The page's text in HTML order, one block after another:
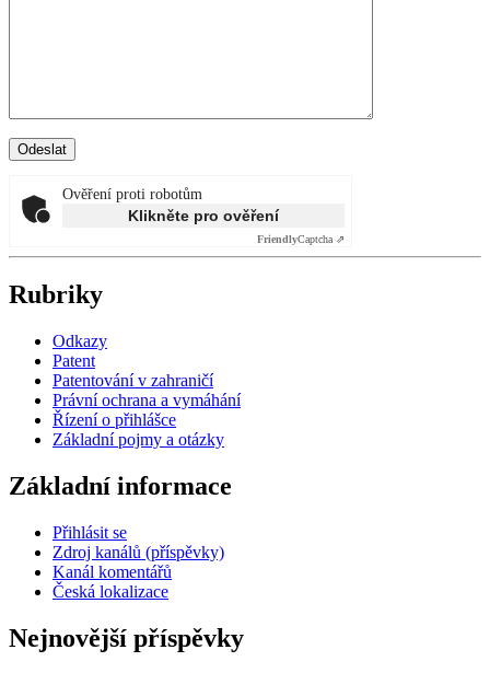
Ověření proti robotům
Klikněte pro ověření
FriendlyCaptcha ⇗
Rubriky
Odkazy
Patent
Patentování v zahraničí
Právní ochrana a vymáhání
Řízení o přihlášce
Základní pojmy a otázky
Základní informace
Přihlásit se
Zdroj kanálů (příspěvky)
Kanál komentářů
Česká lokalizace
Nejnovější příspěvky